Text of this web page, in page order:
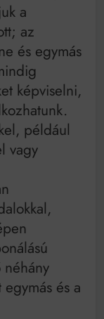
a
az
és egymás
képviselni,
például
vagy
és a